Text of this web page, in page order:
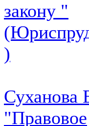
закону "
)
Суханова
"Правовое